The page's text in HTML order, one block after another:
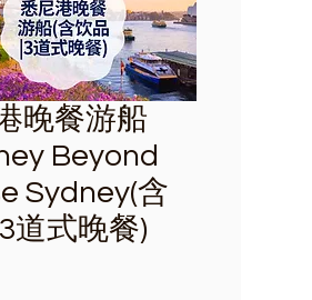
晚餐游船
Beyond
Sydney(含
道式晚餐)